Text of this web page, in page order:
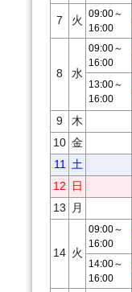
7 火
09:00～
16:00
8 水
09:00～
16:00
13:00～
16:00
9
木
10 金
11 土
12
日
13
月
14 火
09:00～
16:00
14:00～
16:00